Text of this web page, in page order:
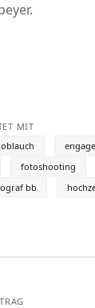
MIT
fotoshooting
bb